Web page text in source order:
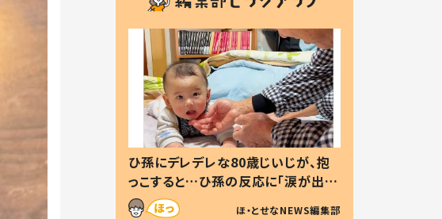
ひ孫にデレデレな80歳じいじが、抱
っこすると…ひ孫の反応に「涙が出ま
した」「可愛くて仕方ない」
ほ・とせなNEWS編集部